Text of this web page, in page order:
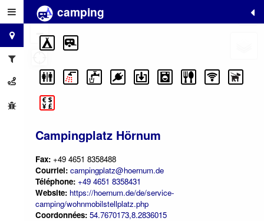
camping
Campingplatz Hörnum
Fax: +49 4651 8358488
Courriel: campingplatz@hoernum.de
Téléphone: +49 4651 8358431
Website: https://hoernum.de/de/service-
camping/wohnmobilstellplatz.php
Coordonnées: 54.7670173,8.2836015
+
−